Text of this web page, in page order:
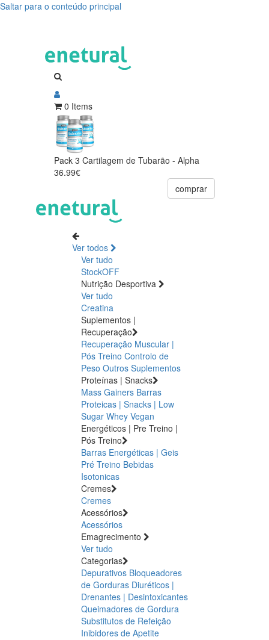
Saltar para o conteúdo principal
0 Items
Pack 3 Cartilagem de Tubarão - Alpha
36.99€
comprar
Ver todos
Ver tudo
StockOFF
Nutrição Desportiva
Ver tudo
Creatina
Suplementos |
Recuperação
Recuperação Muscular |
Pós Treino Controlo de
Peso Outros Suplementos
Proteínas | Snacks
Mass Gainers Barras
Proteicas | Snacks | Low
Sugar Whey Vegan
Energéticos | Pre Treino |
Pós Treino
Barras Energéticas | Geis
Pré Treino Bebidas
Isotonicas
Cremes
Cremes
Acessórios
Acessórios
Emagrecimento
Ver tudo
Categorias
Depurativos Bloqueadores
de Gorduras Diuréticos |
Drenantes | Desintoxicantes
Queimadores de Gordura
Substitutos de Refeição
Inibidores de Apetite